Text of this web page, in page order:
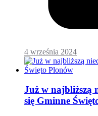
4 września 2024
Już w najbliższą
się Gminne